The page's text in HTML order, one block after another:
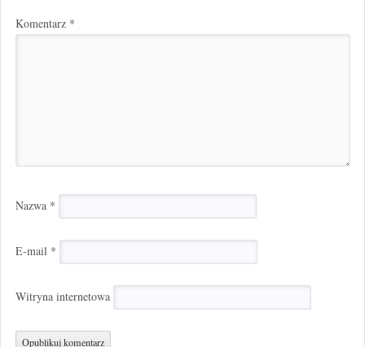
Komentarz *
Nazwa *
E-mail *
Witryna internetowa